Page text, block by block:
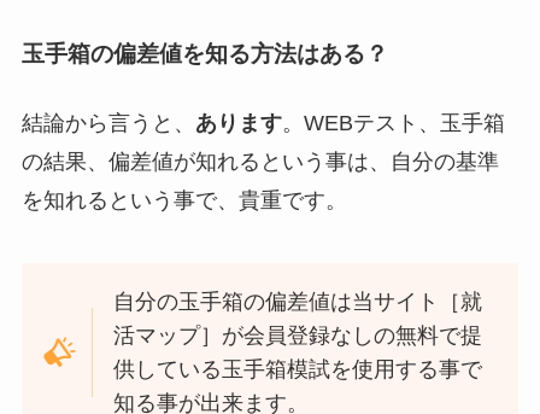
玉手箱の偏差値を知る方法はある？
結論から言うと、 あります。WEBテスト、玉手箱
の結果、偏差値が知れるという事は、自分の基準
を知れるという事で、貴重です。
自分の玉手箱の偏差値は当サイト［就
活マップ］が会員登録なしの無料で提
供している玉手箱模試を使用する事で
知る事が出来ます。